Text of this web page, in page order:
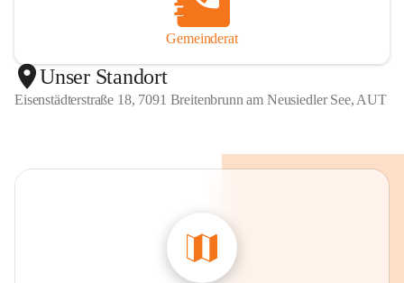
Gemeinderat
Unser Standort
Eisenstädterstraße 18, 7091 Breitenbrunn am Neusiedler See, AUT